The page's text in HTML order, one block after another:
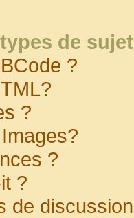
de
?
?
?
?
de